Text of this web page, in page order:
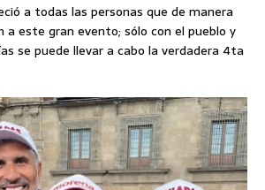
a todas las personas que de manera
a este gran evento; sólo con el pueblo y
se puede llevar a cabo la verdadera 4ta